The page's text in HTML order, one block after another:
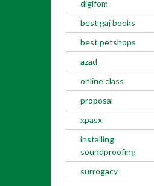
digifom
best gaj books
best petshops
azad
online class
proposal
xpasx
installing
soundproofing
surrogacy